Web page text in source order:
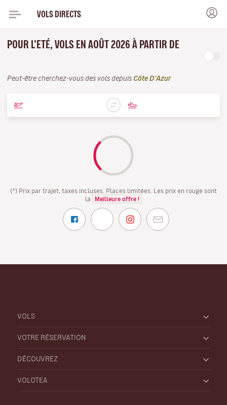
VOLS DIRECTS
POUR L'ETÉ, VOLS EN AOÛT 2026 À PARTIR DE
Peut-être cherchez-vous des vols depuis Côte D'Azur
(*) Prix par trajet, taxes incluses. Places limitées. Les prix en rouge sont
la
Meilleure offre !
VOLS
VOTRE RÉSERVATION
DÉCOUVREZ
VOLOTEA